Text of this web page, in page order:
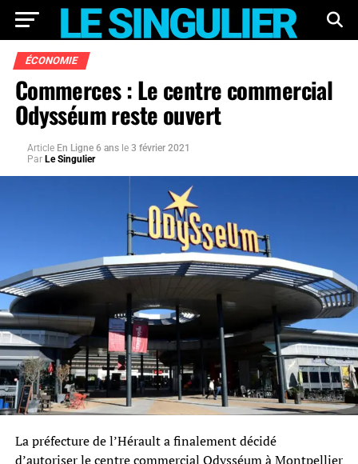
ÉCONOMIE
Commerces : Le centre commercial
Odysséum reste ouvert
Article En Ligne 6 ans le 3 février 2021
Par Le Singulier
La préfecture de l’Hérault a finalement décidé
d’autoriser le centre commercial Odysséum à Montpellier